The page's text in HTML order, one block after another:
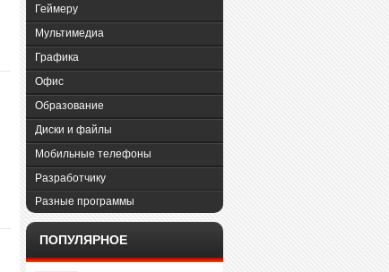
Геймеру
Мультимедиа
Графика
Офис
Образование
Диски и файлы
Мобильные телефоны
Разработчику
Разные программы
ПОПУЛЯРНОЕ